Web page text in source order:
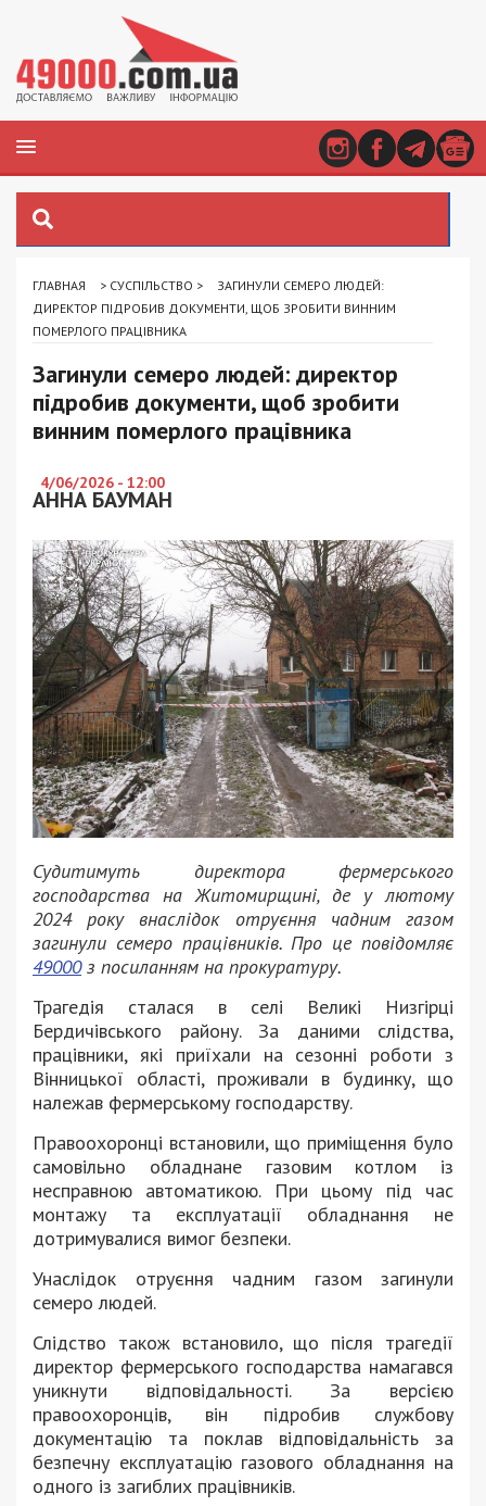
ГЛАВНАЯ > СУСПІЛЬСТВО >
ЗАГИНУЛИ СЕМЕРО ЛЮДЕЙ:
ДИРЕКТОР ПІДРОБИВ ДОКУМЕНТИ, ЩОБ ЗРОБИТИ ВИННИМ
ПОМЕРЛОГО ПРАЦІВНИКА
Загинули семеро людей: директор
підробив документи, щоб зробити
винним померлого працівника
4/06/2026 - 12:00
АННА БАУМАН
Судитимуть директора фермерського
господарства на Житомирщині, де у лютому
2024 року внаслідок отруєння чадним газом
загинули семеро працівників. Про це повідомляє
49000з посиланням на прокуратуру.
Трагедія сталася в селі Великі Низгірці
Бердичівського району. За даними слідства,
працівники, які приїхали на сезонні роботи з
Вінницької області, проживали в будинку, що
належав фермерському господарству.
Правоохоронці встановили, що приміщення було
самовільно обладнане газовим котлом із
несправною автоматикою. При цьому під час
монтажу та експлуатації обладнання не
дотримувалися вимог безпеки.
Унаслідок отруєння чадним газом загинули
семеро людей.
Слідство також встановило, що після трагедії
директор фермерського господарства намагався
уникнути відповідальності. За версією
правоохоронців, він підробив службову
документацію та поклав відповідальність за
безпечну експлуатацію газового обладнання на
одного із загиблих працівників.